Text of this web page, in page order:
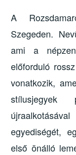
A
Szegeden.
ami a
előforduló
vonatkozik,
stílusjegyek
egyediségét,
első önálló